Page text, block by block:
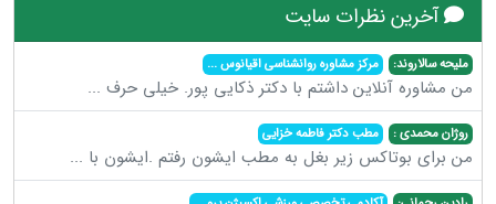
آخرین نظرات سایت
ملیحه سالاروند: مرکز مشاوره روانشناسی اقیانوس...
من مشاوره آنلاین داشتم با دکتر ذکایی پور. خیلی حرف ...
روژان محمدی : مطب دکتر فاطمه خزایی
من برای بوتاکس زیر بغل به مطب ایشون رفتم .ایشون با ...